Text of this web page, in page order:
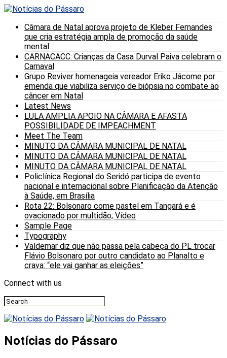
Câmara de Natal aprova projeto de Kleber Fernandes
que cria estratégia ampla de promoção da saúde
mental
CARNACACC: Crianças da Casa Durval Paiva celebram o
Carnaval
Grupo Reviver homenageia vereador Eriko Jácome por
emenda que viabiliza serviço de biópsia no combate ao
câncer em Natal
Latest News
LULA AMPLIA APOIO NA CÂMARA E AFASTA
POSSIBILIDADE DE IMPEACHMENT
Meet The Team
MINUTO DA CÂMARA MUNICIPAL DE NATAL
MINUTO DA CÂMARA MUNICIPAL DE NATAL
MINUTO DA CÂMARA MUNICIPAL DE NATAL
Policlínica Regional do Seridó participa de evento
nacional e internacional sobre Planificação da Atenção
à Saúde, em Brasília
Rota 22: Bolsonaro come pastel em Tangará e é
ovacionado por multidão; Vídeo
Sample Page
Typography
Valdemar diz que não passa pela cabeça do PL trocar
Flávio Bolsonaro por outro candidato ao Planalto e
crava: “ele vai ganhar as eleições”
Connect with us
Notícias do Pássaro